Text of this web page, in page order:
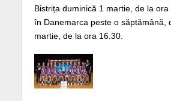
Bistrița duminică 1 martie, de la
în Danemarca peste o săptămână,
martie, de la ora 16.30.